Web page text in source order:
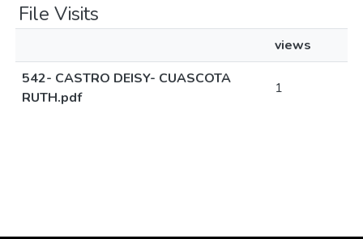
File Visits
views
542- CASTRO DEISY- CUASCOTA
RUTH.pdf
1